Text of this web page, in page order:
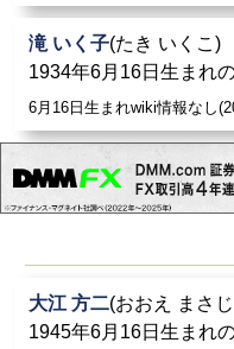
滝 いく子(たき いくこ)
1934年6月16日生まれ
6月16日生まれwiki情報なし
大江 方二(おおえ まさ
1945年6月16日生まれ